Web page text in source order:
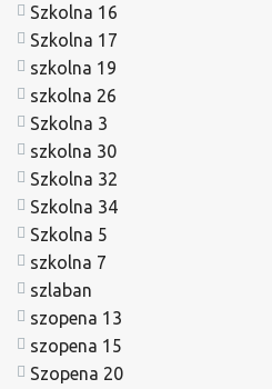
Szkolna 16
Szkolna 17
szkolna 19
szkolna 26
Szkolna 3
szkolna 30
Szkolna 32
Szkolna 34
Szkolna 5
szkolna 7
szlaban
szopena 13
szopena 15
Szopena 20